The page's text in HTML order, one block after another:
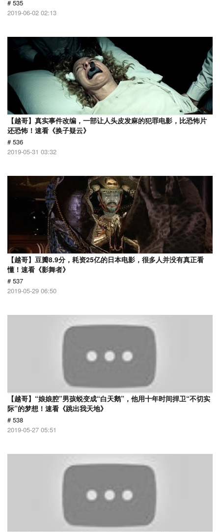
# 535
2019-06-02 02:13
【越哥】真实事件改编，一部让人头皮发麻的犯罪电影，比恐怖片
还恐怖！速看《换子疑云》
# 536
2019-05-31 03:32
【越哥】豆瓣8.9分，耗资25亿的日本电影，很多人并没有真正看
懂！速看《影舞者》
# 537
2019-05-29 06:50
【越哥】“娘娘腔”男孩蜕变成“白天鹅”，他用十年时间捍卫“不切实
际”的梦想！速看《跳出我天地》
# 538
2019-05-27 05:51